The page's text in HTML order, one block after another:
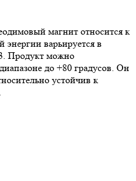
магнит относится к
энергии варьируется в
Продукт можно
до +80 градусов. Он
устойчив к